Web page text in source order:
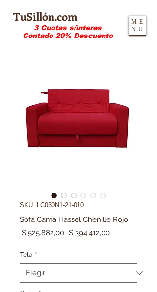
TuSillón.com
3 Cuotas s/interes
Contado 20% Descuento
ME
NU
SKU: LC030N1-21-010
Sofá Cama Hassel Chenille Rojo
$ 525.882,00 Precio
$ 394.412,00Precio
Tela *